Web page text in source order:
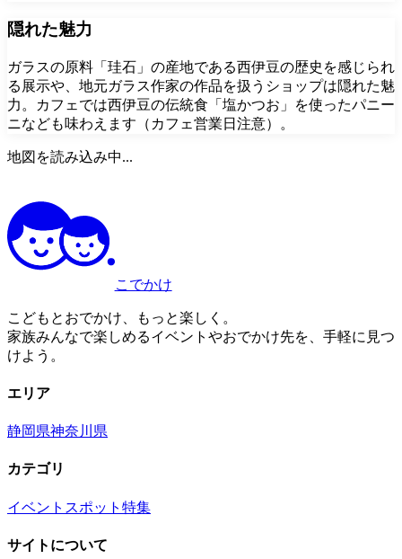
隠れた魅力
ガラスの原料「珪石」の産地である西伊豆の歴史を感じられ
る展示や、地元ガラス作家の作品を扱うショップは隠れた魅
力。カフェでは西伊豆の伝統食「塩かつお」を使ったパニー
ニなども味わえます（カフェ営業日注意）。
地図を読み込み中...
こでかけ
こどもとおでかけ、もっと楽しく。
家族みんなで楽しめるイベントやおでかけ先を、手軽に見つ
けよう。
エリア
静岡県神奈川県
カテゴリ
イベント スポット 特集
サイトについて